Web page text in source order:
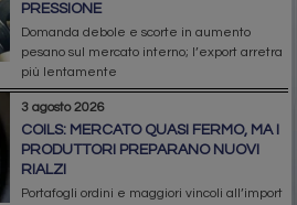
PRESSIONE
Domanda debole e scorte in aumento
pesano sul mercato interno; l’export arretra
più lentamente
3 agosto 2026
COILS: MERCATO QUASI FERMO, MA I
PRODUTTORI PREPARANO NUOVI
RIALZI
Portafogli ordini e maggiori vincoli all’import